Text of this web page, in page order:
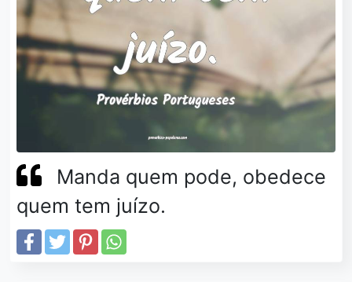
Manda quem pode, obedece
quem tem juízo.